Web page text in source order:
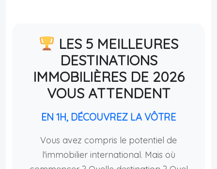
LES 5 MEILLEURES
DESTINATIONS
IMMOBILIÈRES DE 2026
VOUS ATTENDENT
EN 1H, DÉCOUVREZ LA VÔTRE
Vous avez compris le potentiel de
l'immobilier international. Mais où